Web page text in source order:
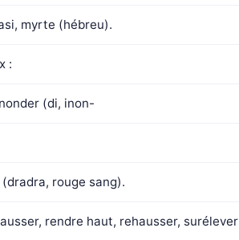
myrte (hébreu).
:
(di, inon-
rouge sang).
rendre haut, rehausser, surélever